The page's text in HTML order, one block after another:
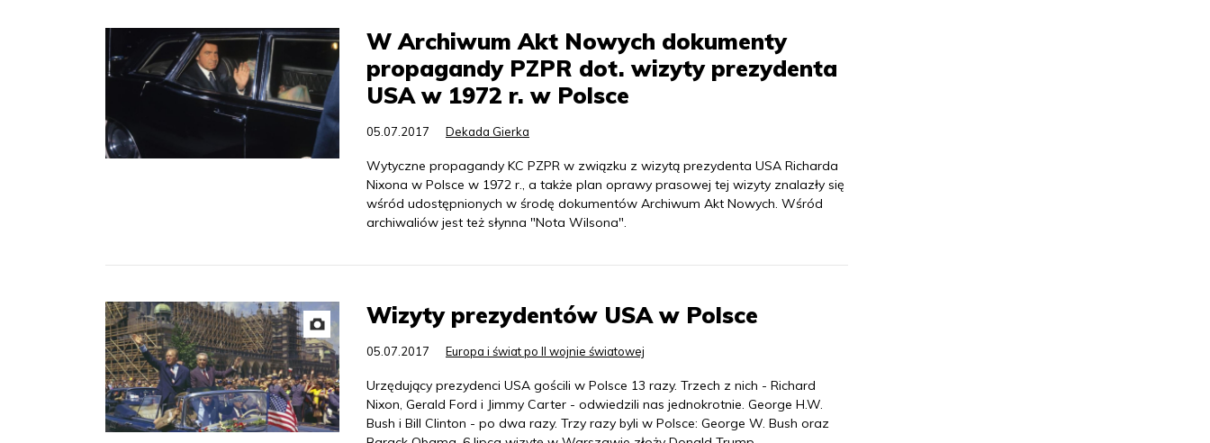
W Archiwum Akt Nowych dokumenty
propagandy PZPR dot. wizyty prezydenta
USA w 1972 r. w Polsce
05.07.2017 Dekada Gierka
Wytyczne propagandy KC PZPR w związku z wizytą prezydenta USA Richarda
Nixona w Polsce w 1972 r., a także plan oprawy prasowej tej wizyty znalazły się
wśród udostępnionych w środę dokumentów Archiwum Akt Nowych. Wśród
archiwaliów jest też słynna "Nota Wilsona".
Wizyty prezydentów USA w Polsce
05.07.2017 Europa i świat po II wojnie światowej
Urzędujący prezydenci USA gościli w Polsce 13 razy. Trzech z nich - Richard
Nixon, Gerald Ford i Jimmy Carter - odwiedzili nas jednokrotnie. George H.W.
Bush i Bill Clinton - po dwa razy. Trzy razy byli w Polsce: George W. Bush oraz